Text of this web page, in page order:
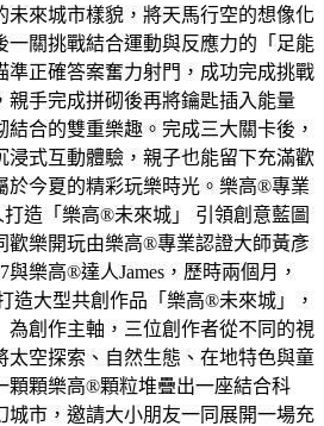
未來城市樣貌，將天馬行空的想像化
一關挑戰結合運動與反應力的「足能
準正確答案奮力射門，成功完成挑戰
親手完成拼砌後再將鑰匙插入能量
合的雙重樂趣。完成三大關卡後，
浸式互動體驗，親子也能留下充滿歡
於今夏的精彩玩樂時光。樂高®專業
造「樂高®未來城」 引領創意藍圖
歡樂開玩由樂高®專業認證大師黃彥
樂高®達人James，歷時兩個月，
造大型共創作品「樂高®未來城」，
為創作主軸，三位創作者從不同的視
太空探索、自然生態、在地特色與童
顆顆樂高®顆粒堆疊出一座結合科
城市，邀請大小朋友一同展開一場充